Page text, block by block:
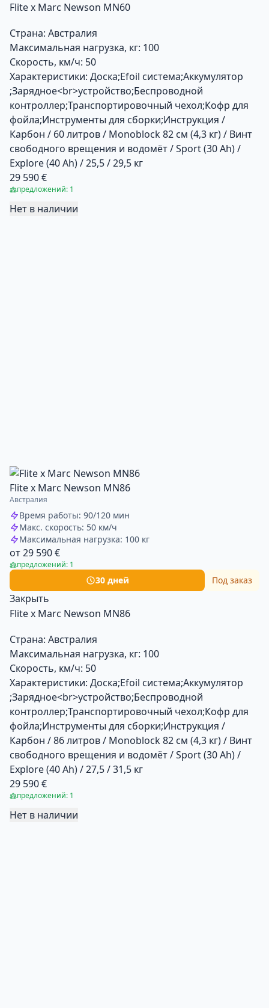
Flite х Marc Newson MN60
Страна: Австралия
Максимальная нагрузка, кг: 100
Скорость, км/ч: 50
Характеристики: Доска;Efoil система;Аккумулятор
;Зарядное<br>устройство;Беспроводной
контроллер;Транспортировочный чехол;Кофр для
фойла;Инструменты для сборки;Инструкция /
Карбон / 60 литров / Monoblock 82 см (4,3 кг) / Винт
свободного врещения и водомёт / Sport (30 Ah) /
Explore (40 Ah) / 25,5 / 29,5 кг
29 590 €
предложений: 1
Нет в наличии
Flite х Marc Newson MN86
Австралия
Время работы: 90/120 мин
Макс. скорость: 50 км/ч
Максимальная нагрузка: 100 кг
от 29 590 €
предложений: 1
30 дней Под заказ
Закрыть
Flite х Marc Newson MN86
Страна: Австралия
Максимальная нагрузка, кг: 100
Скорость, км/ч: 50
Характеристики: Доска;Efoil система;Аккумулятор
;Зарядное<br>устройство;Беспроводной
контроллер;Транспортировочный чехол;Кофр для
фойла;Инструменты для сборки;Инструкция /
Карбон / 86 литров / Monoblock 82 см (4,3 кг) / Винт
свободного врещения и водомёт / Sport (30 Ah) /
Explore (40 Ah) / 27,5 / 31,5 кг
29 590 €
предложений: 1
Нет в наличии